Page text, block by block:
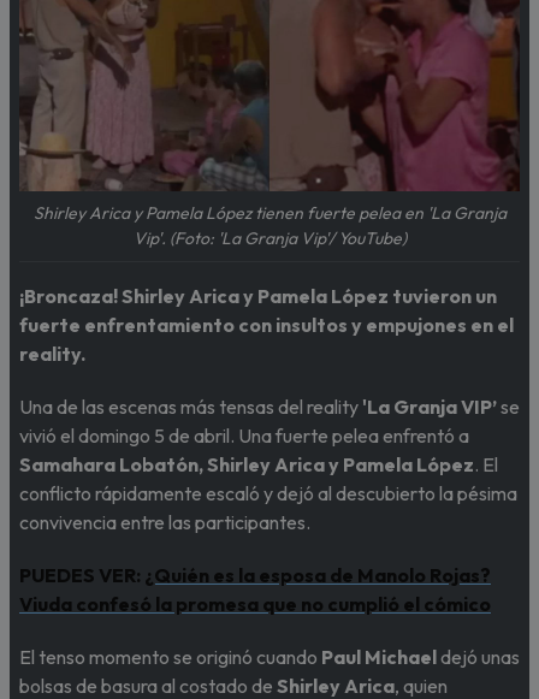
Shirley Arica y Pamela López tienen fuerte pelea en 'La Granja
Vip'. (Foto: 'La Granja Vip'/ YouTube)
¡Broncaza! Shirley Arica y Pamela López tuvieron un
fuerte enfrentamiento con insultos y empujones en el
reality.
Una de las escenas más tensas del reality 'La Granja VIP’se
vivió el domingo 5 de abril. Una fuerte pelea enfrentó a
Samahara Lobatón, Shirley Arica y Pamela López. El
conflicto rápidamente escaló y dejó al descubierto la pésima
convivencia entre las participantes.
PUEDES VER: ¿Quién es la esposa de Manolo Rojas?
Viuda confesó la promesa que no cumplió el cómico
El tenso momento se originó cuando Paul Michaeldejó unas
bolsas de basura al costado de Shirley Arica, quien